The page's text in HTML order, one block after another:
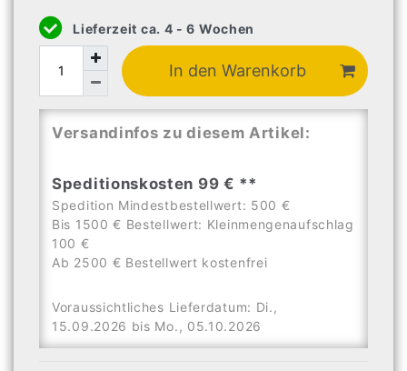
Lieferzeit ca. 4 - 6 Wochen
In den Warenkorb
Versandinfos zu diesem Artikel:
Speditionskosten 99 € **
Spedition Mindestbestellwert: 500 €
Bis 1500 € Bestellwert: Kleinmengenaufschlag
100 €
Ab 2500 € Bestellwert kostenfrei
Voraussichtliches Lieferdatum: Di.,
15.09.2026 bis Mo., 05.10.2026